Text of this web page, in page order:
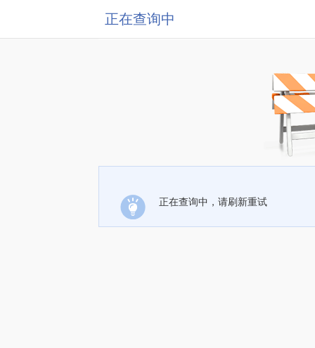
正在查询中
正在查询中，请刷新重试